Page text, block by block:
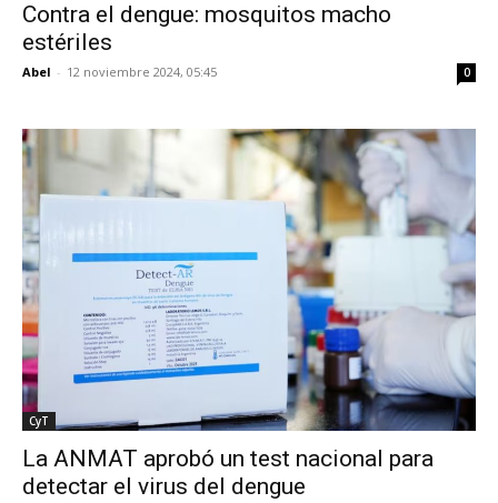
Contra el dengue: mosquitos macho
estériles
Abel - 12 noviembre 2024, 05:45 0
CyT
La ANMAT aprobó un test nacional para
detectar el virus del dengue